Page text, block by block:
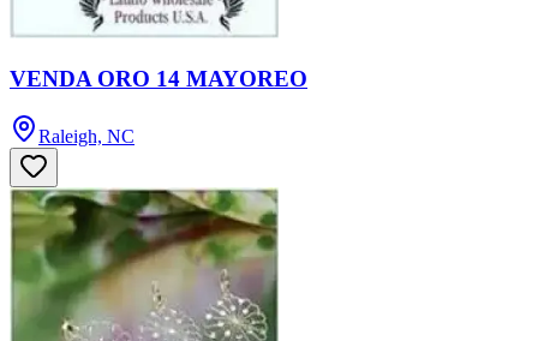
VENDA ORO 14 MAYOREO
Raleigh, NC